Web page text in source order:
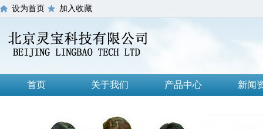
设为首页 加入收藏
首页 关于我们 产品中心 新闻